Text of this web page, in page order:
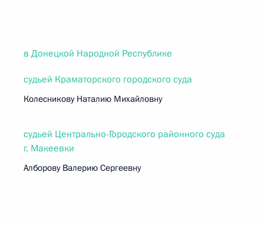
в Донецкой Народной Республике
судьей Краматорского городского суда
Колесникову Наталию Михайловну
судьей Центрально-Городского районного суда
г. Макеевки
Алборову Валерию Сергеевну